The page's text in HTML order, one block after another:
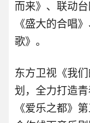
而来》、联动
《盛大的合唱
歌》。
东方卫视《我
划，全力打造青
《爱乐之都》